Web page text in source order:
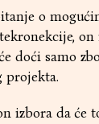
o
doći samo
projekta.
izbora da će